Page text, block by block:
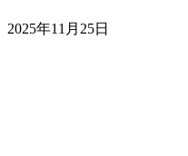
2025年11月25日